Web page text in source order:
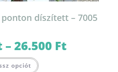
díszített – 7005
–26.500 Ft20.500 Ft
opciót a